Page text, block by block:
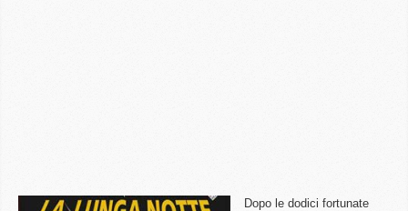
Dopo le dodici fortunate